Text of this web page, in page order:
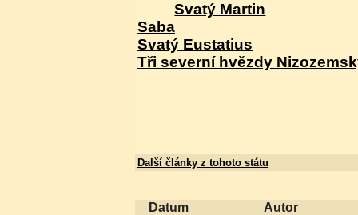
Svatý Martin
Saba
Svatý Eustatius
Tři severní hvězdy
Další články z tohoto státu
Datum Autor